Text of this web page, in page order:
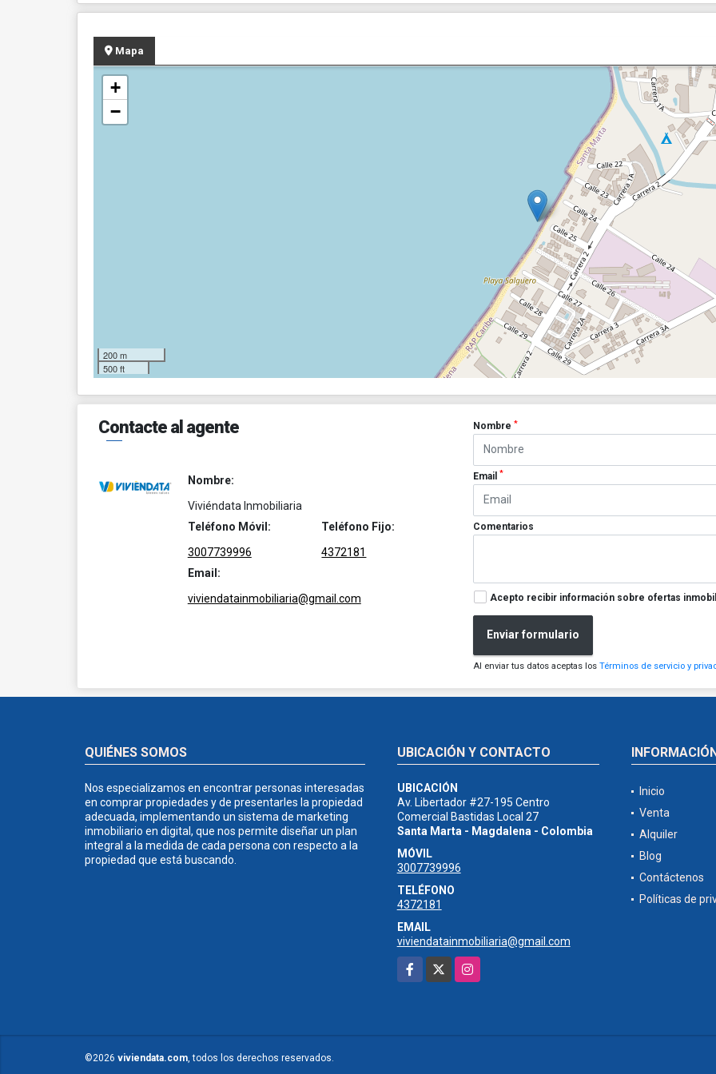
Mapa
+
−
200 m
500 ft
Contacte al agente
Nombre:
Viviéndata Inmobiliaria
Teléfono Móvil:
3007739996
Teléfono Fijo:
4372181
Email:
viviendatainmobiliaria@gmail.com
Nombre*
Email*
Comentarios
Acepto recibir información sobre ofertas
Enviar formulario
Al enviar tus datos aceptas losTérminos de servicio y
QUIÉNES SOMOS
Nos especializamos en encontrar personas interesadas
en comprar propiedades y de presentarles la propiedad
adecuada, implementando un sistema de marketing
inmobiliario en digital, que nos permite diseñar un plan
integral a la medida de cada persona con respecto a la
propiedad que está buscando.
UBICACIÓN Y CONTACTO
UBICACIÓN
Av. Libertador #27-195 Centro
Comercial Bastidas Local 27
Santa Marta - Magdalena - Colombia
MÓVIL
3007739996
TELÉFONO
4372181
EMAIL
viviendatainmobiliaria@gmail.com
Facebook
Instagram
Inicio
Venta
Alquiler
Blog
Contáctenos
Políticas de
©2026 viviendata.com, todos los derechos reservados.